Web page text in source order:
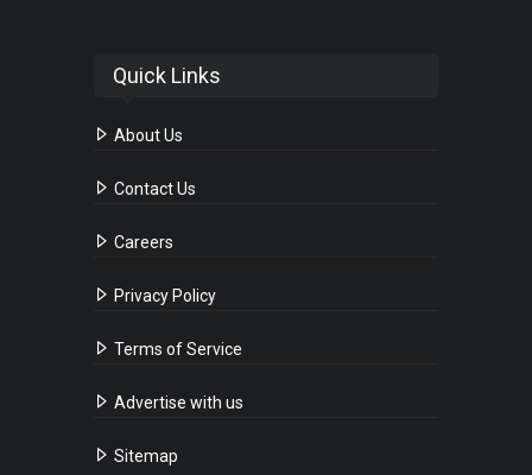
Quick Links
About Us
Contact Us
Careers
Privacy Policy
Terms of Service
Advertise with us
Sitemap